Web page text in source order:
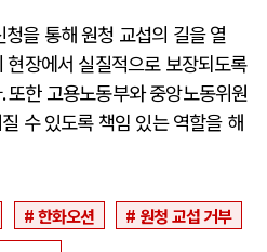
을 통해 원청 교섭의 길을 열
현장에서 실질적으로 보장되도록
.또한 고용노동부와 중앙노동위원
수 있도록 책임 있는 역할을 해
한화오션
원청 교섭 거부